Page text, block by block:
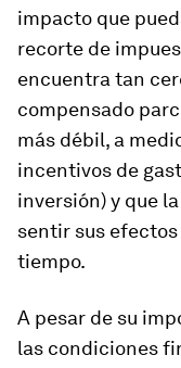
impacto que
recorte de
encuentra tan
compensado
más débil, a
incentivos de
inversión) y que
sentir sus
tiempo.
A pesar de su
las condiciones